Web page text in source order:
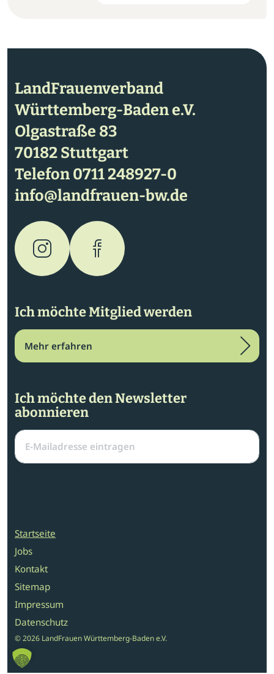
LandFrauenverband
Württemberg-Baden e.V.
Olgastraße 83
70182 Stuttgart
Telefon0711 248927-0
info@landfrauen-bw.de
Ich möchte Mitglied werden
Mehr erfahren
Ich möchte den Newsletter
abonnieren
Startseite
Jobs
Kontakt
Sitemap
Impressum
Datenschutz
© 2026 LandFrauen Württemberg-Baden e.V.